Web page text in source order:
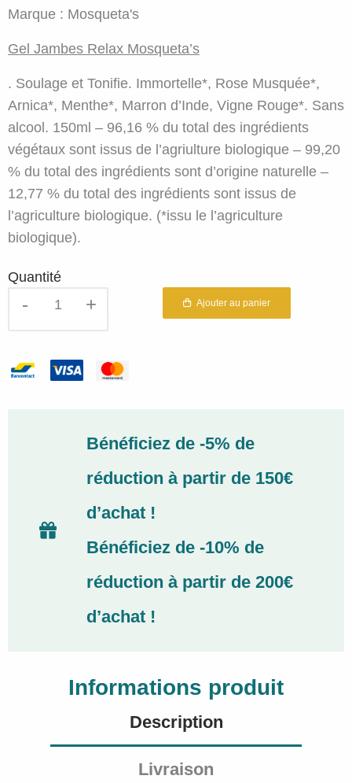
Marque : Mosqueta's
Gel Jambes Relax Mosqueta’s
. Soulage et Tonifie. Immortelle*, Rose Musquée*,
Arnica*, Menthe*, Marron d’Inde, Vigne Rouge*. Sans
alcool. 150ml – 96,16 % du total des ingrédients
végétaux sont issus de l’agriulture biologique – 99,20
% du total des ingrédients sont d’origine naturelle –
12,77 % du total des ingrédients sont issus de
l’agriculture biologique. (*issu le l’agriculture
biologique).
Quantité
quantité
Jambes
Relax
Mosqueta's
Ajouter au panier
Bénéficiez de -5% de
réduction à partir de 150€
d’achat !
Bénéficiez de -10% de
réduction à partir de 200€
d’achat !
Informations produit
Description
Livraison